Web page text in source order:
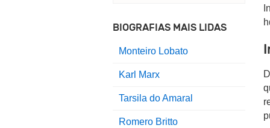
BIOGRAFIAS MAIS LIDAS
Monteiro Lobato
Karl Marx
Tarsila do Amaral
Romero Britto